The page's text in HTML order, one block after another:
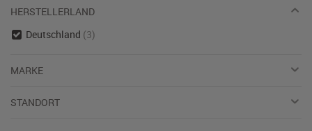
HERSTELLERLAND
Deutschland (3)
MARKE
STANDORT